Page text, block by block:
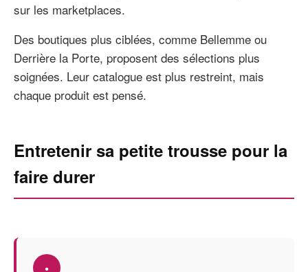
sur les marketplaces.
Des boutiques plus ciblées, comme Bellemme ou
Derrière la Porte, proposent des sélections plus
soignées. Leur catalogue est plus restreint, mais
chaque produit est pensé.
Entretenir sa petite trousse pour la
faire durer
•